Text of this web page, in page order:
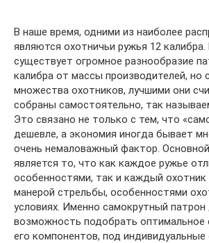
В наше время, одними из наиболее
являются охотничьи ружья 12
существует огромное разнообразие
калибра от массы производителей, но
множества охотников, лучшими они
собраны самостоятельно, так
Это связано не только с тем, что
дешевле, а экономия иногда бывает
очень немаловажный фактор.
является то, что как каждое ружье
особенностями, так и каждый охотник
манерой стрельбы, особенностями
условиях. Именно самокрутный патрон
возможность подобрать оптимальное
его компонентов, под индивидуальные